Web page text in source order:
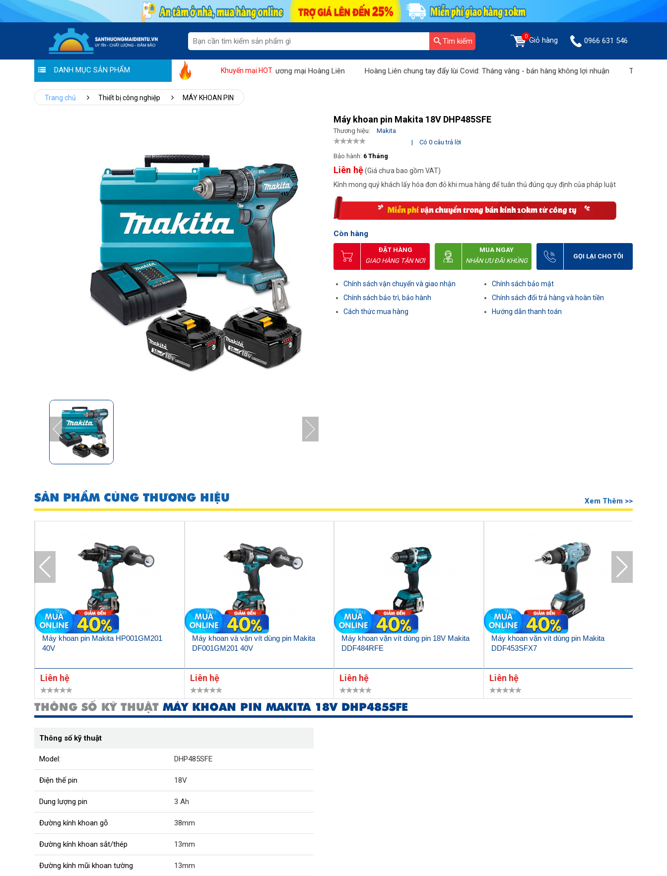
Tìm kiếm 0 Giỏ hàng 0966 631 546
DANH MỤC SẢN PHẨM Khuyến mại HOT
"Sale thương hiệu - Ưu đãi tiền triệu" tại Sàn thương mại Hoàng Liên Hoàng Liên chung tay đẩy lùi Covid: Tháng vàng - bán hàng không lợi nhuận Tưng bừng khuyến
Trang chủ Thiết bị công nghiệp MÁY KHOAN PIN
Máy khoan pin Makita 18V DHP485SFE
Thương hiệu:
Makita
|
Có 0 câu trả lời
Bảo hành: 6 Tháng
Liên hệ(Giá chưa bao gồm VAT)
Kính mong quý khách lấy hóa đơn đỏ khi mua hàng để tuân thủ đúng quy định của pháp luật
Còn hàng
ĐẶT HÀNG
GIAO HÀNG TẬN NƠI
MUA NGAY
NHẬN ƯU ĐÃI KHỦNG
GỌI LẠI CHO TÔI
Chính sách vận chuyển và giao nhận
Chính sách bảo trì, bảo hành
Cách thức mua hàng
Chính sách bảo mật
Chính sách đổi trả hàng và hoàn tiền
Hướng dẫn thanh toán
SẢN PHẨM CÙNG THƯƠNG HIỆU Xem Thêm >>
Máy khoan pin Makita HP001GM201
40V
Liên hệ
Máy khoan và vặn vít dùng pin Makita
DF001GM201 40V
Liên hệ
Máy khoan vặn vít dùng pin 18V Makita
DDF484RFE
Liên hệ
Máy khoan vặn vít dùng pin Makita
DDF453SFX7
Liên hệ
THÔNG SỐ KỸ THUẬT MÁY KHOAN PIN MAKITA 18V DHP485SFE
Thông số kỹ thuật
Model: DHP485SFE
Điện thế pin 18V
Dung lượng pin 3 Ah
Đường kính khoan gỗ 38mm
Đường kính khoan sắt/thép 13mm
Đường kính mũi khoan tường 13mm